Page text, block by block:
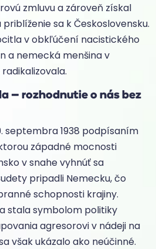
zmluvu a zároveň získal
sa k Československu.
v obkľúčení nacistického
a nemecká menšina v
– rozhodnutie o nás bez
septembra 1938 podpísaním
západné mocnosti
v snahe vyhnúť sa
pripadli Nemecku, čo
schopnosti krajiny.
stala symbolom politiky
agresorovi v nádeji na
však ukázalo ako neúčinné.